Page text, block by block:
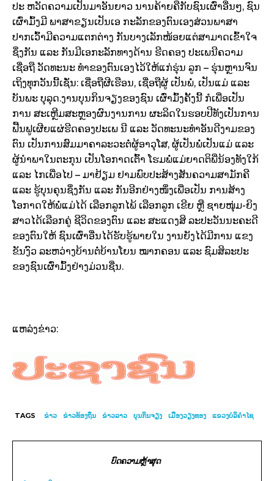
ປະ ຫວັດຄວາມເປັນມາອັນຍາວ ນານຄ້າຍຄືກັບຊົນເຜົ່າອື່ນໆ, ຊົນ
ເຜົ່າມົ້ງມີ ພາສາຂຽນເປັນເອ ກະລັກຂອງຕົນເອງສ່ວນພາສາ
ປາກເວົ້າມີຄວາມແຕກຕ່າງ ກັນບາງເລັກໜ້ອຍແຕ່ສາມາດເຂົ້າໃຈ
ຊຶ່ງກັນ ແລະ ກັນມີເອກະລັກທາງດ້ານ ຮີດຄອງ ປະເພນີຄວາມ
ເຊື່ອຖື ວັດທະນະ ທຳຂອງຕົນເອງໄວ້ໃຫ້ແກ່ຮຸ່ນ ລູກ – ຮຸ່ນຫຼານຈົນ
ເຖິງທຸກວັນນີ້ເຊັ່ນ: ເຊື່ອຖືຜີເຮືອນ, ເຊື່ອຖືຜູ້ ເປັນພໍ່, ເປັນແມ່ ແລະ
ບັນພະ ບຸລຸດ.​ງານບຸນກິນຈຽງຂອງຊົນ ເຜົ່າມົ້ງຄັ້ງນີ້ ກໍເພື່ອເປັນ
ການ ສະເຫຼີມສະຫຼອງຜົນງານການ ຜະລິດໃນຮອບປີທັງເປັນການ
ຟື້ນຟູເຜີຍແຜ່ຮີດຄອງປະເພ ນີ ແລະ ວັດທະນະທຳອັນດີງາມຂອງ
ຕົນ ເປັນການສົມມາຄາລະວະຕໍ່ຜູ້ອາວຸໂສ, ຜູ້ເປັນພໍ່ເປັນແມ່ ແລະ
ຜູ້ນຳພາໃນຕະກຸນ ເປັນໂອກາດເຕົ້າ ໂຮມພໍ່ແມ່ຍາດຕິພີ່ນ້ອງທັງໃກ້
ແລະ ໄກເພື່ອໄປ – ມາຢ້ຽມ ຢາມພົບປະສ້າງສັນຄວາມສາມັກຄີ
ແລະ ຮູ້ບຸນຄຸນຊຶ່ງກັນ ແລະ ກັນອີກຢ່າງໜຶ່ງເພື່ອເປັນ ການສ້າງ
ໂອກາດໃຫ້ພໍ່ແມ່ໄດ້ ເລືອກລູກໄພ້ ເລືອກລູກ ເຂີຍ ຫຼື ຊາຍໜຸ່ມ-ຍິງ
ສາວໄດ້ເລືອກຄູ່ ຊີວິດຂອງຕົນ ແລະ ສະແດງສິ ລະປະວັນນະຄະດີ
ຂອງຕົນໃຫ້ ຊົນເຜົ່າອື່ນໄດ້ຮັບຮູ້ພາຍໃນ ງານຍັງໄດ້ມີການ ແຂງ
ຂັນງົວ ລະຫວ່າງບ້ານຕໍ່ບ້ານໂຍນ ໝາກຄອນ ແລະ ຊົມສິລະປະ
ຂອງຊົນເຜົ່າມົ້ງຢ່າງມ່ວນຊື່ນ.
ແຫລ່ງຂ່າວ:
TAGS ຂ່າວ ຂ່າວທ້ອງຖິ່ນ ຂ່າວລາວ ບຸນກິນຈຽງ ເມືອງວຽງທອງ ແຂວງບໍລິຄຳໄຊ
ບົດຄວາມຫຼ້າສຸດ